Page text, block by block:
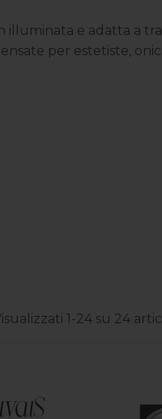
illuminata e adatta a
per estetiste,
1-24 su 24